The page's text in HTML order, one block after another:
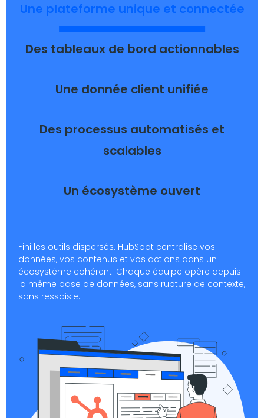
Une plateforme unique et connectée
Des tableaux de bord actionnables
Une donnée client unifiée
Des processus automatisés et
scalables
Un écosystème ouvert
Fini les outils dispersés. HubSpot centralise vos
données, vos contenus et vos actions dans un
écosystème cohérent. Chaque équipe opère depuis
la même base de données, sans rupture de contexte,
sans ressaisie.